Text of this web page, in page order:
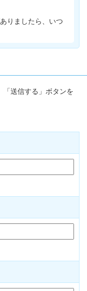
りましたら、いつ
「送信する」ボタンを